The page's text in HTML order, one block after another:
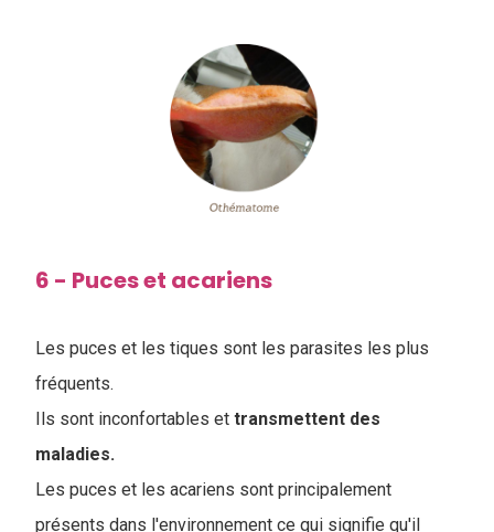
6 - Puces et acariens
Les puces et les tiques sont les parasites les plus
fréquents.
Ils sont inconfortables et transmettent des
maladies.
Les puces et les acariens sont principalement
présents dans l'environnement ce qui signifie qu'il